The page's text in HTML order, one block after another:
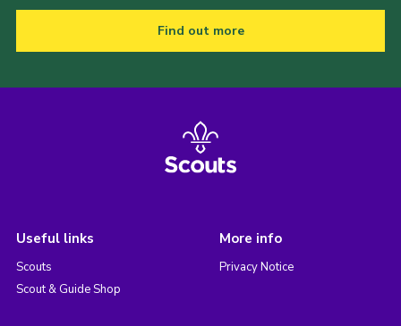
Find out more
Useful links
Scouts
Scout & Guide Shop
More info
Privacy Notice